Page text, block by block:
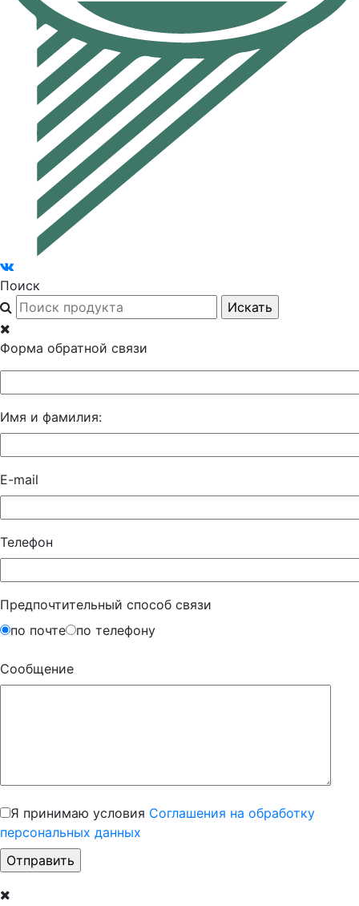
Поиск
Форма обратной связи
Имя и фамилия:
E-mail
Телефон
Предпочтительный способ связи
по почте
по телефону
Сообщение
Я принимаю условия Соглашения на обработку
персональных данных